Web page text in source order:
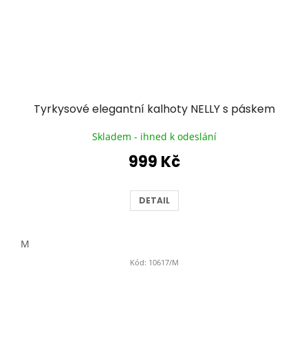
Tyrkysové elegantní kalhoty NELLY s páskem
Skladem - ihned k odeslání
999 Kč
DETAIL
M
Kód: 10617/M